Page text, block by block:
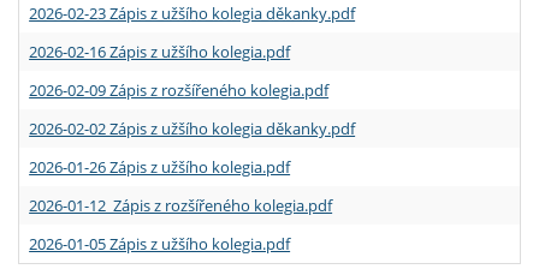
2026-02-23 Zápis z užšího kolegia děkanky.pdf
2026-02-16 Zápis z užšího kolegia.pdf
2026-02-09 Zápis z rozšířeného kolegia.pdf
2026-02-02 Zápis z užšího kolegia děkanky.pdf
2026-01-26 Zápis z užšího kolegia.pdf
2026-01-12 Zápis z rozšířeného kolegia.pdf
2026-01-05 Zápis z užšího kolegia.pdf